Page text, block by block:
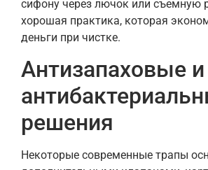
сифону через лючок или съемную
хорошая практика, которая
деньги при чистке.
Антизапаховые и
решения
Некоторые современные трапы